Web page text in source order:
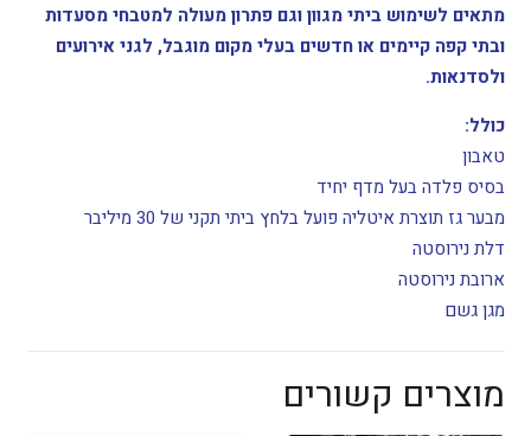
מתאים לשימוש ביתי מגוון וגם פתרון מעולה למטבחי מסעדות
ובתי קפה קיימים או חדשים בעלי מקום מוגבל, לגני אירועים
ולסדנאות.
כולל:
טאבון
בסיס פלדה בעל מדף יחיד
מבער גז תוצרת איטליה פועל בלחץ ביתי תקני של 30 מיליבר
דלת נירוסטה
ארובת נירוסטה
מגן גשם
מוצרים קשורים